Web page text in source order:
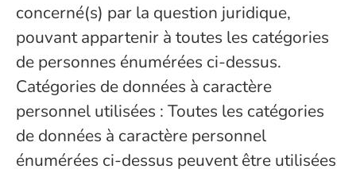
concerné(s) par la question juridique,
pouvant appartenir à toutes les catégories
de personnes énumérées ci-dessus.
Catégories de données à caractère
personnel utilisées : Toutes les catégories
de données à caractère personnel
énumérées ci-dessus peuvent être utilisées